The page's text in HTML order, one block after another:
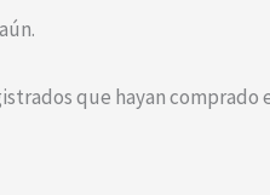
que hayan